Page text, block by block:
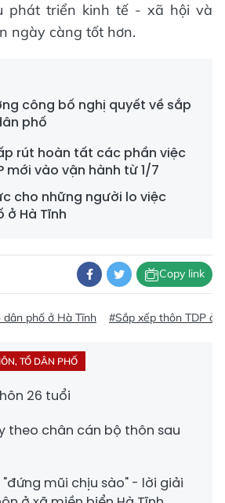
phát triển kinh tế - xã hội và
ngày càng tốt hơn.
công bố nghị quyết về sắp
phố
rút hoàn tất các phần việc
mới vào vận hành từ 1/7
cho những người lo việc
ở Hà Tĩnh
Copy link
phố ở Hà Tĩnh #Sắp xếp thôn TDP ở
TỔ DÂN PHỐ
26 tuổi
theo chân cán bộ thôn sau
"đứng mũi chịu sào" - lời giải